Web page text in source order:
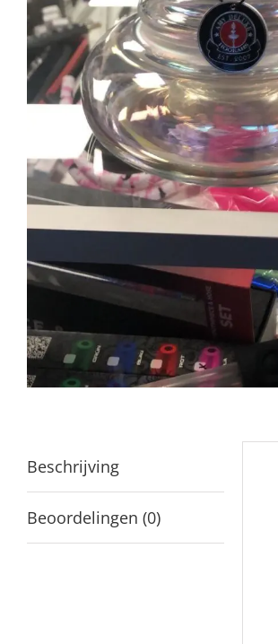
Beschrijving
Beoordelingen (0)